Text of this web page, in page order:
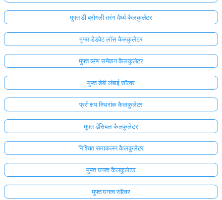
मुफ्त डी ब्रोगली तरंग दैर्ध्य कैलकुलेटर
मुफ्त डेडवेट लॉस कैलकुलेटर
मुफ्त ऋण समेकन कैलकुलेटर
मुफ्त डेबी लंबाई सॉल्वर
फ्री क्षय स्थिरांक कैलकुलेटर
मुफ्त डेसिबल कैलकुलेटर
निश्चित समाकलन कैलकुलेटर
मुफ्त घनत्व कैलकुलेटर
मुफ्त घनत्व सॉल्वर